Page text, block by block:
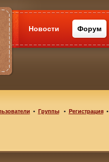
Новости Форум
• Группы• Регистрация•